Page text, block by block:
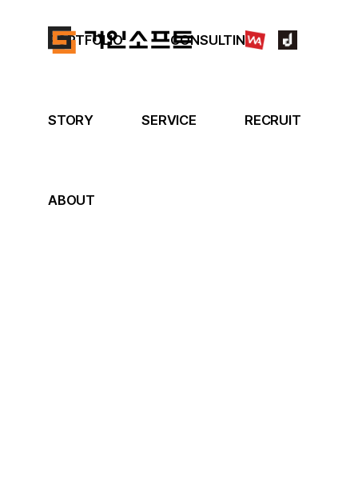
PORTFOLIO CONSULTING
STORY SERVICE RECRUIT
ABOUT